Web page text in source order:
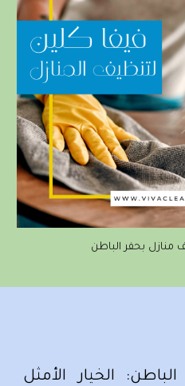
بحفر الباطن
الخيار الأمثل